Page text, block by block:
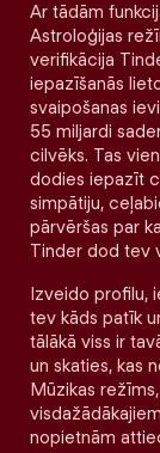
Ar tādām
Astroloģijas
verifikācija
iepazīšanās
svaipošanas
55 miljardi
cilvēks. Tas
dodies iepazīt
simpātiju,
pārvēršas par
Tinder dod tev
Izveido profilu,
tev kāds patīk
tālākā viss ir
un skaties, kas
Mūzikas
nopietnām